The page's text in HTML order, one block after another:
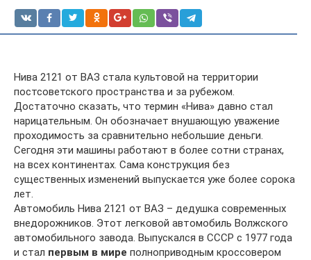
Нива 2121 от ВАЗ стала культовой на территории
постсоветского пространства и за рубежом.
Достаточно сказать, что термин «Нива» давно стал
нарицательным. Он обозначает внушающую уважение
проходимость за сравнительно небольшие деньги.
Сегодня эти машины работают в более сотни странах,
на всех континентах. Сама конструкция без
существенных изменений выпускается уже более сорока
лет.
Автомобиль Нива 2121 от ВАЗ – дедушка современных
внедорожников. Этот легковой автомобиль Волжского
автомобильного завода. Выпускался в СССР с 1977 года
и стал первым в мире полноприводным кроссовером